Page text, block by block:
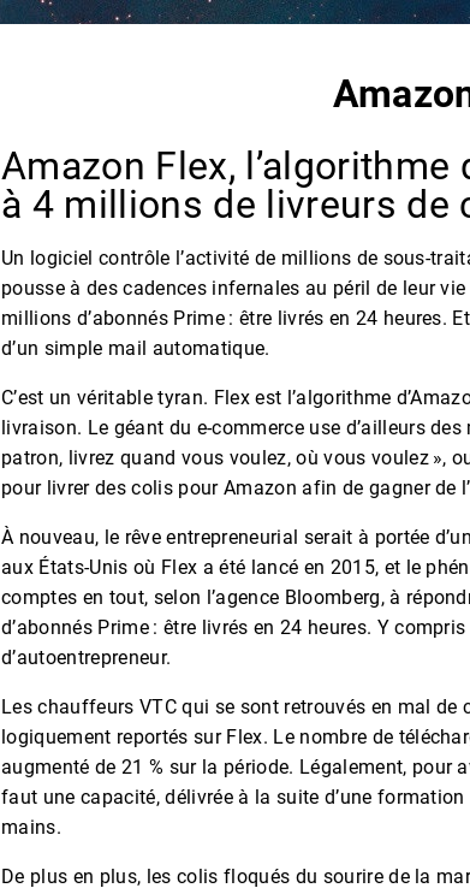
Amazon Flex,
à 4 millions de livreurs de
Un logiciel contrôle l’activité de millions de sous-
pousse à des cadences infernales au péril de leur
millions d’abonnés Prime : être livrés en 24 heures.
d’un simple mail automatique.
C’est un véritable tyran. Flex est l’algorithme
livraison. Le géant du e-commerce use d’ailleurs
patron, livrez quand vous voulez, où vous voulez »,
pour livrer des colis pour Amazon afin de gagner de
À nouveau, le rêve entrepreneurial serait à portée
aux États-Unis où Flex a été lancé en 2015, et le
comptes en tout, selon l’agence Bloomberg, à
d’abonnés Prime : être livrés en 24 heures. Y
d’autoentrepreneur.
Les chauffeurs VTC qui se sont retrouvés en mal
logiquement reportés sur Flex. Le nombre de
augmenté de 21 % sur la période. Légalement, pour
faut une capacité, délivrée à la suite d’une
mains.
De plus en plus, les colis floqués du sourire de la